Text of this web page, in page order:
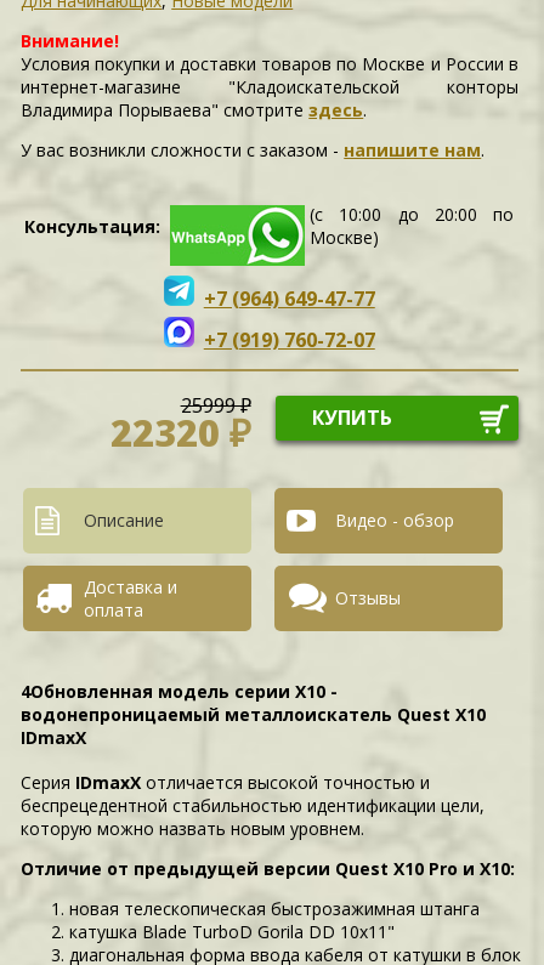
Внимание!
Условия покупки и доставки товаров по Москве и России в
интернет-магазине "Кладоискательской конторы
Владимира Порываева" смотритездесь.
У вас возникли сложности c заказом - напишите нам.
Консультация:
(с 10:00 до 20:00 по
Москве)
+7 (964) 649-47-77
+7 (919) 760-72-07
25999 ₽
22320 ₽ КУПИТЬ
Описание Видео - обзор
Доставка и
оплата
Отзывы
4Обновленная модель серии X10 -
водонепроницаемый металлоискатель Quest X10
IDmaxX
Серия IDmaxX отличается высокой точностью и
беспрецедентной стабильностью идентификации цели,
которую можно назвать новым уровнем.
Отличие от предыдущей версии Quest X10 Pro и X10:
новая телескопическая быстрозажимная штанга
катушка Blade TurboD Gorila DD 10x11"
диагональная форма ввода кабеля от катушки в блок